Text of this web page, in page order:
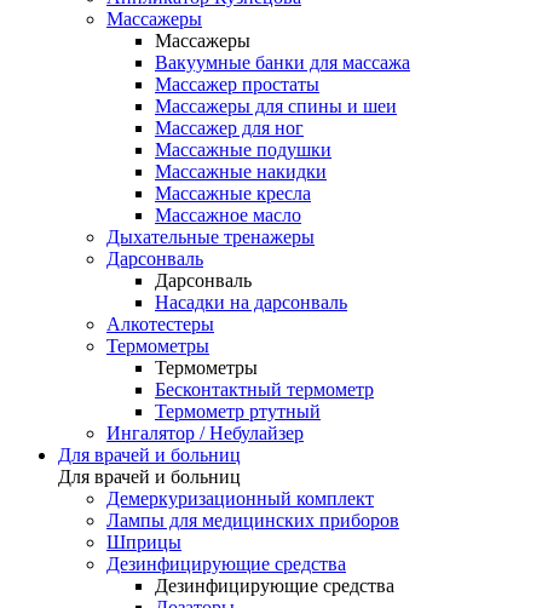
Массажеры
Массажеры
Вакуумные банки для массажа
Массажер простаты
Массажеры для спины и шеи
Массажер для ног
Массажные подушки
Массажные накидки
Массажные кресла
Массажное масло
Дыхательные тренажеры
Дарсонваль
Дарсонваль
Насадки на дарсонваль
Алкотестеры
Термометры
Термометры
Бесконтактный термометр
Термометр ртутный
Ингалятор / Небулайзер
Для врачей и больниц
Для врачей и больниц
Демеркуризационный комплект
Лампы для медицинских приборов
Шприцы
Дезинфицирующие средства
Дезинфицирующие средства